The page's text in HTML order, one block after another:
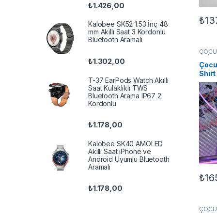
₺
Bu
Shirt
₺
Bu
₺1.426,00
Kalobee SK52 1.53 İnç 48
mm Akıllı Saat 3 Kordonlu
Bluetooth Aramalı
₺1.302,00
T-37 EarPods Watch Akıllı
Saat Kulaklıklı TWS
Bluetooth Arama IP67 2
Kordonlu
₺1.178,00
Kalobee SK40 AMOLED
Akıllı Saat iPhone ve
Android Uyumlu Bluetooth
Aramalı
₺1.178,00